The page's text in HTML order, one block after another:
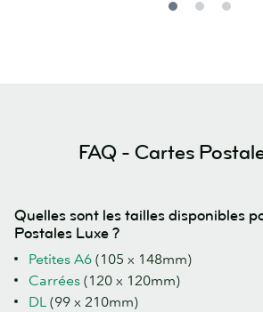
FAQ - Cartes
Quelles sont les tailles disponibles
Postales Luxe ?
Petites A6 (105 x 148mm)
Carrées (120 x 120mm)
DL (99 x 210mm)